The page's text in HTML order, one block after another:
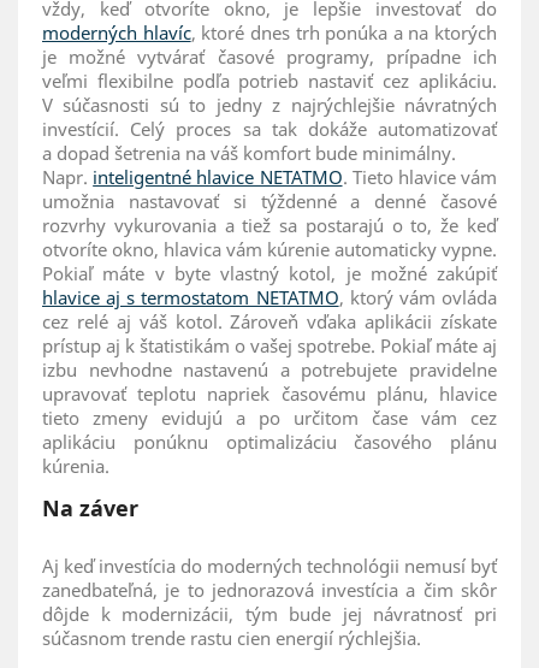
vždy, keď otvoríte okno, je lepšie investovať do
moderných hlavíc, ktoré dnes trh ponúka a na ktorých
je možné vytvárať časové programy, prípadne ich
veľmi flexibilne podľa potrieb nastaviť cez aplikáciu.
V súčasnosti sú to jedny z najrýchlejšie návratných
investícií. Celý proces sa tak dokáže automatizovať
a dopad šetrenia na váš komfort bude minimálny.
Napr. inteligentné hlavice NETATMO. Tieto hlavice vám
umožnia nastavovať si týždenné a denné časové
rozvrhy vykurovania a tiež sa postarajú o to, že keď
otvoríte okno, hlavica vám kúrenie automaticky vypne.
Pokiaľ máte v byte vlastný kotol, je možné zakúpiť
hlavice aj s termostatom NETATMO, ktorý vám ovláda
cez relé aj váš kotol. Zároveň vďaka aplikácii získate
prístup aj k štatistikám o vašej spotrebe. Pokiaľ máte aj
izbu nevhodne nastavenú a potrebujete pravidelne
upravovať teplotu napriek časovému plánu, hlavice
tieto zmeny evidujú a po určitom čase vám cez
aplikáciu ponúknu optimalizáciu časového plánu
kúrenia.
Na záver
Aj keď investícia do moderných technológii nemusí byť
zanedbateľná, je to jednorazová investícia a čim skôr
dôjde k modernizácii, tým bude jej návratnosť pri
súčasnom trende rastu cien energií rýchlejšia.